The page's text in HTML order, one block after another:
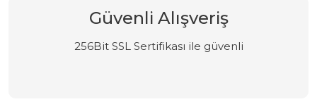
Güvenli Alışveriş
256Bit SSL Sertifikası ile güvenli